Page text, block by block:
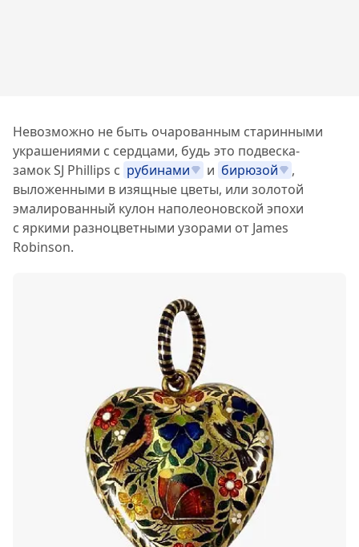
Невозможно не быть очарованным старинными
украшениями с сердцами, будь это подвеска-
замок SJ Phillips с рубинами и бирюзой
,
выложенными в изящные цветы, или золотой
эмалированный кулон наполеоновской эпохи
с яркими разноцветными узорами от James
Robinson.